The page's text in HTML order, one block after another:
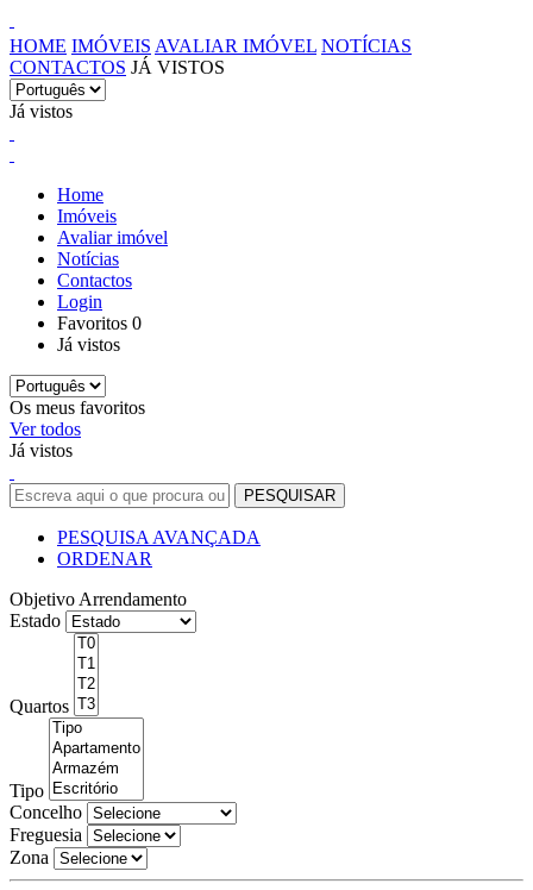
HOME IMÓVEIS AVALIAR IMÓVEL NOTÍCIAS
CONTACTOS JÁ VISTOS
Já vistos
Home
Imóveis
Avaliar imóvel
Notícias
Contactos
Login
Favoritos 0
Já vistos
Os meus favoritos
Ver todos
Já vistos
PESQUISA AVANÇADA
ORDENAR
Objetivo Arrendamento
Estado
Quartos
Tipo
Concelho
Freguesia
Zona